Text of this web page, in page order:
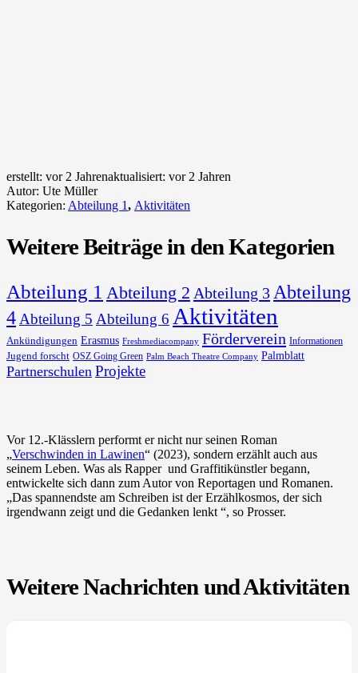
erstellt: vor 2 Jahrenaktualisiert: vor 2 Jahren
Autor: Ute Müller
Kategorien: Abteilung 1, Aktivitäten
Weitere Beiträge in den Kategorien
Abteilung 1 Abteilung 2 Abteilung 3 Abteilung
4 Abteilung 5 Abteilung 6 Aktivitäten
Ankündigungen Erasmus Freshmediacompany Förderverein Informationen
Jugend forscht OSZ Going Green Palm Beach Theatre Company Palmblatt
Partnerschulen Projekte
Vor 12.-Klässlern performt er nicht nur seinen Roman
„Verschwinden in Lawinen“ (2023), sondern erzählt auch aus
seinem Leben. Was als Rapper und Graffitikünstler begann,
entwickelte sich dann zum Autor von Reportagen und Romanen.
„Das spannendste am Schreiben ist der Erzählkosmos, der sich
irgendwann zeigt und die Gedanken lenkt “, so Prosser.
Weitere Nachrichten und Aktivitäten